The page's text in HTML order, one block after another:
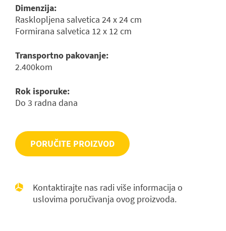
Dimenzija:
Rasklopljena salvetica 24 x 24 cm
Formirana salvetica 12 x 12 cm
Transportno pakovanje:
2.400kom
Rok isporuke:
Do 3 radna dana
PORUČITE PROIZVOD
Kontaktirajte nas radi više informacija o
uslovima poručivanja ovog proizvoda.